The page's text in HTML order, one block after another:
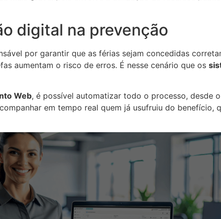
digital na prevenção
por garantir que as férias sejam concedidas
aumentam o risco de erros. É nesse cenário que os
Web, é possível automatizar todo o processo, desde
em tempo real quem já usufruiu do benefício,